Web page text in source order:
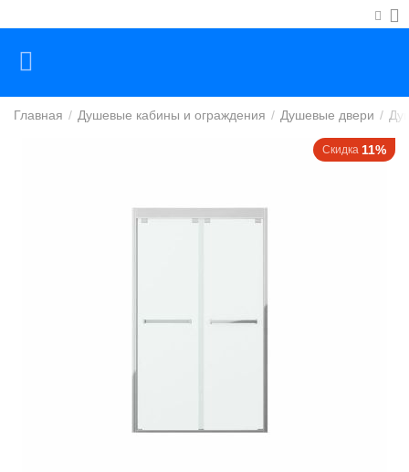
Главная / Душевые кабины и ограждения / Душевые двери /
Скидка 11%